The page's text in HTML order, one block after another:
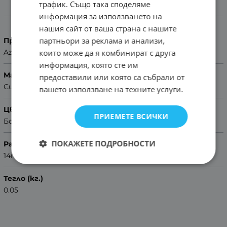
Характеристики
Производител
Azzuro
Материал
Силикон
Цвят
Бордо
Размер
14mm
Тегло (кг.)
0.05
трафик. Също така споделяме
информация за използването на
нашия сайт от ваша страна с нашите
партньори за реклама и анализи,
които може да я комбинират с друга
информация, която сте им
предоставили или която са събрали от
вашето използване на техните услуги.
ПРИЕМЕТЕ ВСИЧКИ
ПОКАЖЕТЕ ПОДРОБНОСТИ